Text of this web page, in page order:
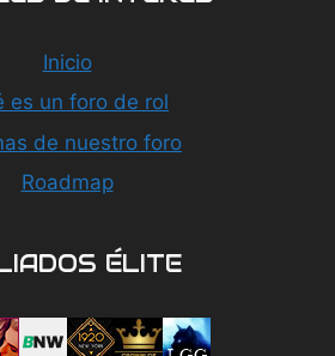
Inicio
es un foro de rol
de nuestro foro
Roadmap
ÉLITE